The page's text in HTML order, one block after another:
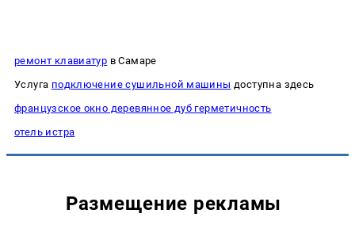
ремонт клавиатур в Самаре
Услуга подключение сушильной машины доступна здесь
французское окно деревянное дуб герметичность
отель истра
Размещение рекламы